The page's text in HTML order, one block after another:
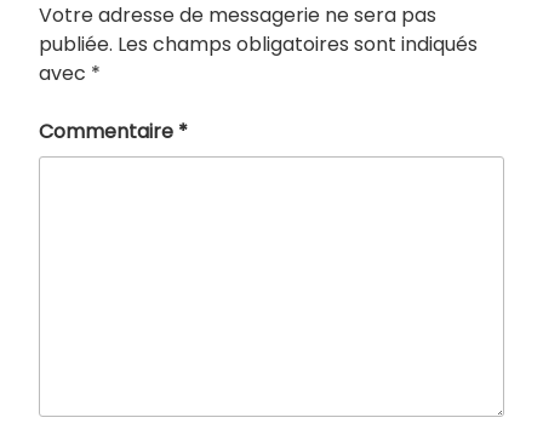
Votre adresse de messagerie ne sera pas
publiée. Les champs obligatoires sont indiqués
avec *
Commentaire *